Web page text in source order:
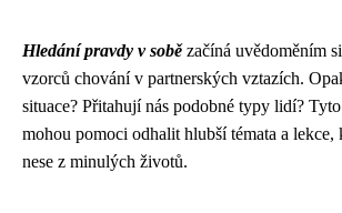
Hledání pravdy v sobězačíná uvědoměním
vzorců chování v partnerských vztazích.
situace? Přitahují nás podobné typy lidí?
mohou pomoci odhalit hlubší témata a lekce,
nese z minulých životů.